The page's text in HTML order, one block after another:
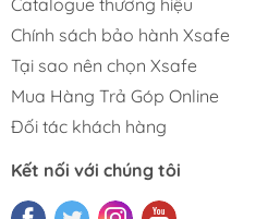
Chính sách bảo hành Xsafe
Tại sao nên chọn Xsafe
Mua Hàng Trả Góp Online
Đối tác khách hàng
Kết nối với chúng tôi